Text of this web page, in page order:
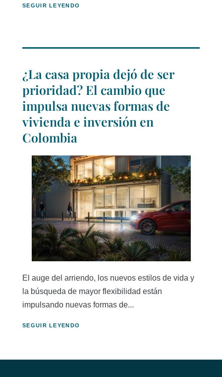
SEGUIR LEYENDO
¿La casa propia dejó de ser
prioridad? El cambio que
impulsa nuevas formas de
vivienda e inversión en
Colombia
El auge del arriendo, los nuevos estilos de vida y
la búsqueda de mayor flexibilidad están
impulsando nuevas formas de...
SEGUIR LEYENDO